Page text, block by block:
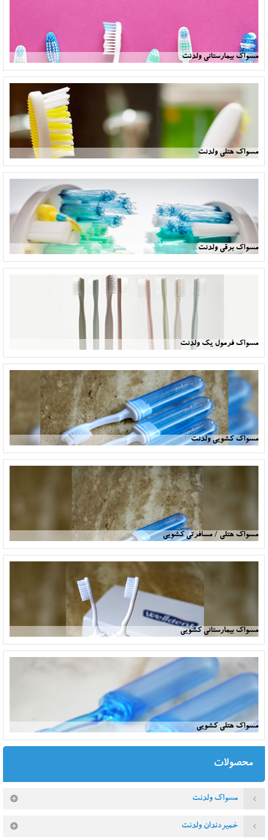
مسواک بیمارستانی ولدنت
مسواک هتلی ولدنت
مسواک برقی ولدنت
مسواک فرمول یک ولدنت
مسواک کشویی ولدنت
مسواک هتلی / مسافرتی کشویی
مسواک بیمارستانی کشویی
مسواک هتلی کشویی
محصولات
مسواک ولدنت
خمیردندان ولدنت